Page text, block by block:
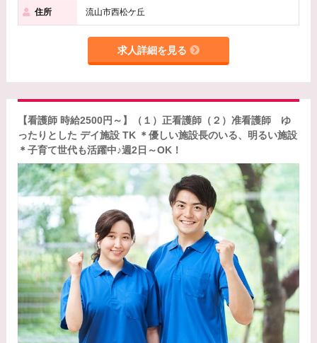
住所 流山市西松ケ丘
求人詳細を見る
【看護師 時給2500円～】（１）正看護師（２）准看護師 ゆ
ったりとした デイ施設 TK ＊優しい施設長のいる、明るい施設
＊子育て世代も活躍中♪週2日～OK！